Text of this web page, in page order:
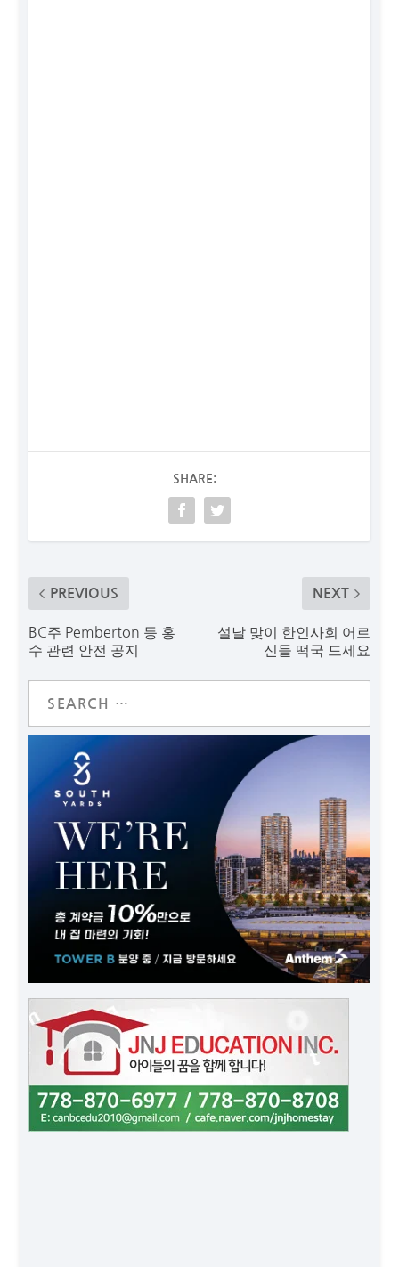
SHARE:
PREVIOUS
BC주 Pemberton 등 홍
수 관련 안전 공지
NEXT
설날 맞이 한인사회 어르
신들 떡국 드세요